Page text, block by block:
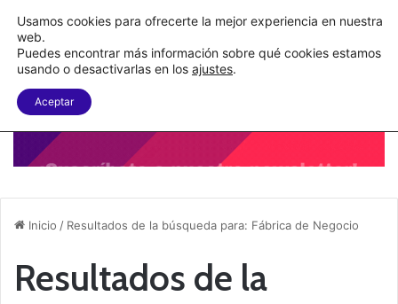
C&A México completa la implementación de su WMS en la nube
Menu
Inicio / Resultados de la búsqueda para: Fábrica de Negocio
Resultados de la
Usamos cookies para ofrecerte la mejor experiencia en nuestra
web.
Puedes encontrar más información sobre qué cookies estamos
usando o desactivarlas en los ajustes.
Aceptar